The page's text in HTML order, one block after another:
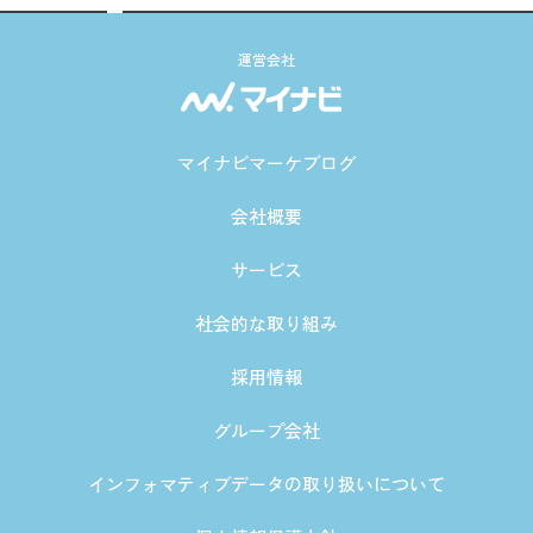
運営会社
マイナビマーケブログ
会社概要
サービス
社会的な取り組み
採用情報
グループ会社
インフォマティブデータの取り扱いについて